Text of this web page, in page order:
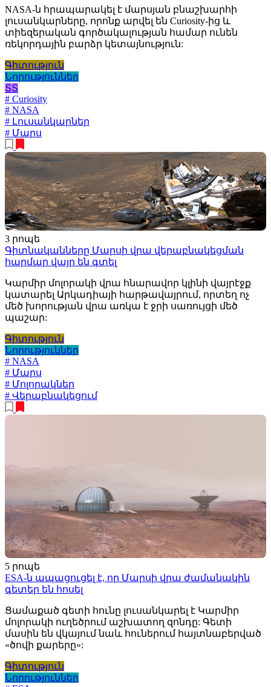
NASA-ն հրապարակել է մարսյան բնաշխարհի
լուսանկարները, որոնք արվել են Curiosity-ից և
տիեզերական գործակալության համար ունեն
ռեկորդային բարձր կետայնություն:
Գիտություն
Նորություններ
ՏՏ
# Curiosity
# NASA
# Լուսանկարներ
# Մարս
3 րոպե
Գիտնականները Մարսի վրա վերաբնակեցման
հարմար վայր են գտել
Կարմիր մոլորակի վրա հնարավոր կլինի վայրէջք
կատարել Արկադիայի հարթավայրում, որտեղ ոչ
մեծ խորության վրա առկա է ջրի սառույցի մեծ
պաշար:
Գիտություն
Նորություններ
# NASA
# Մարս
# Մոլորակներ
# Վերաբնակեցում
5 րոպե
ESA-ն ապացուցել է, որ Մարսի վրա ժամանակին
գետեր են հոսել
Ցամաքած գետի հունը լուսանկարել է Կարմիր
մոլորակի ուղեծրում աշխատող զոնդը: Գետի
մասին են վկայում նաև հուներում հայտնաբերված
«ծովի քարերը»:
Գիտություն
Նորություններ